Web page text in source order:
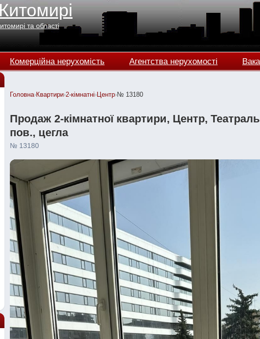
та області
Комерційна нерухомість Агентства нерухомості
Головна›Квартири›2-кімнатні›Центр›№ 13180
Продаж 2-кімнатної квартири, Центр,
пов., цегла
№ 13180